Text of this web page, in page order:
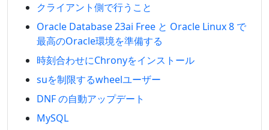
クライアント側で行うこと
Oracle Database 23ai Free と Oracle Linux 8 で
最高のOracle環境を準備する
時刻合わせにChronyをインストール
suを制限するwheelユーザー
DNF の自動アップデート
MySQL